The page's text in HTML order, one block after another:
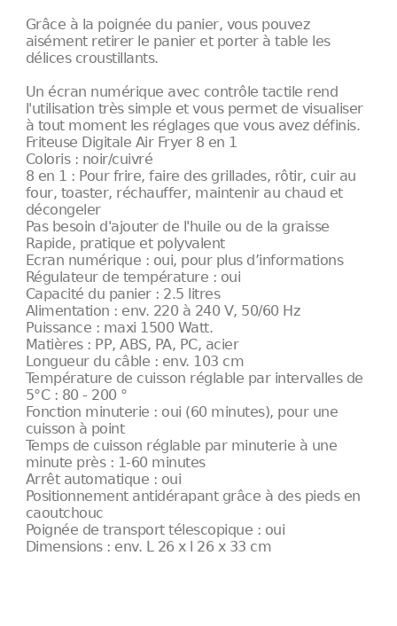
Grâce à la poignée du panier, vous pouvez
aisément retirer le panier et porter à table les
délices croustillants.
Un écran numérique avec contrôle tactile rend
l'utilisation très simple et vous permet de visualiser
à tout moment les réglages que vous avez définis.
Friteuse Digitale Air Fryer 8 en 1
Coloris : noir/cuivré
8 en 1 : Pour frire, faire des grillades, rôtir, cuir au
four, toaster, réchauffer, maintenir au chaud et
décongeler
Pas besoin d'ajouter de l'huile ou de la graisse
Rapide, pratique et polyvalent
Ecran numérique : oui, pour plus d’informations
Régulateur de température : oui
Capacité du panier : 2.5 litres
Alimentation : env. 220 à 240 V, 50/60 Hz
Puissance : maxi 1500 Watt.
Matières : PP, ABS, PA, PC, acier
Longueur du câble : env. 103 cm
Température de cuisson réglable par intervalles de
5°C : 80 - 200 °
Fonction minuterie : oui (60 minutes), pour une
cuisson à point
Temps de cuisson réglable par minuterie à une
minute près : 1-60 minutes
Arrêt automatique : oui
Positionnement antidérapant grâce à des pieds en
caoutchouc
Poignée de transport télescopique : oui
Dimensions : env. L 26 x l 26 x 33 cm